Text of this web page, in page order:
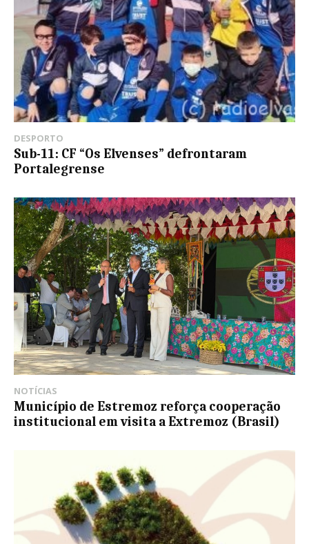
DESPORTO
Sub-11: CF “Os Elvenses” defrontaram
Portalegrense
NOTÍCIAS
Município de Estremoz reforça cooperação
institucional em visita a Extremoz (Brasil)